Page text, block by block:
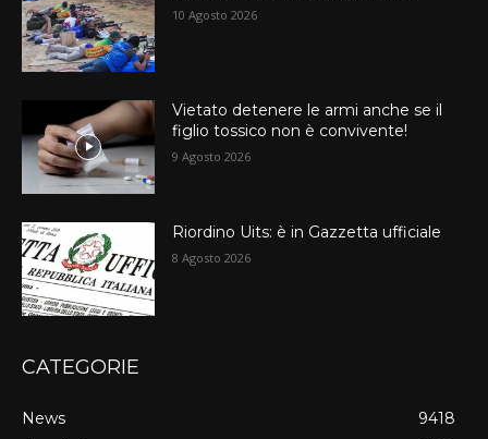
10 Agosto 2026
Vietato detenere le armi anche se il
figlio tossico non è convivente!
9 Agosto 2026
Riordino Uits: è in Gazzetta ufficiale
8 Agosto 2026
CATEGORIE
News
9418